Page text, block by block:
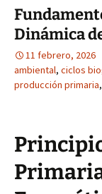
Dinámica
11 febrero, 2026
ambiental, ciclos
producción primaria,